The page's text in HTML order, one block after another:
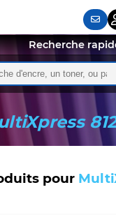
de l'auto-
Recherche
pour